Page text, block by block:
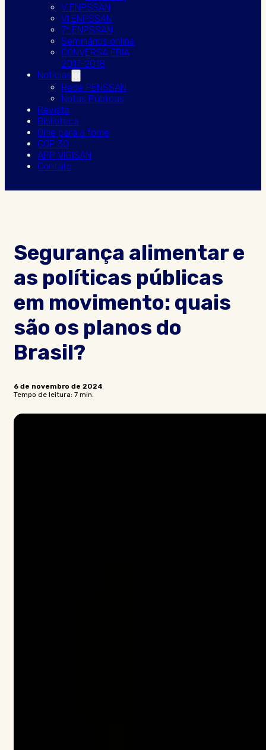
V ENPSSAN
VI ENPSSAN
7º ENPSSAN
Seminários online
CONVERSA EBIA
2017-2018
Notícias
Rede PENSSAN
Notas Públicas
Revista
Biblioteca
Olhe para a fome
COP 30
APP VIGISAN
Contato
Segurança alimentar e
as políticas públicas
em movimento: quais
são os planos do
Brasil?
6 de novembro de 2024
Tempo de leitura: 7 min.